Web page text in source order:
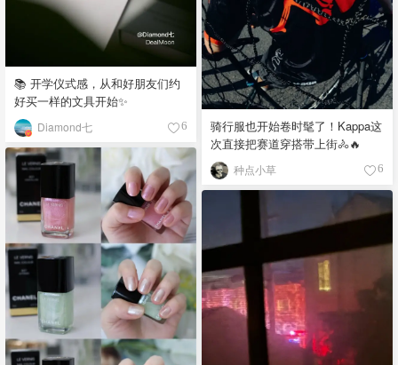
📚 开学仪式感，从和好朋友们约
好买一样的文具开始✨
Diamond七 6
骑行服也开始卷时髦了！Kappa这
次直接把赛道穿搭带上街🚴🔥
种点小草 6